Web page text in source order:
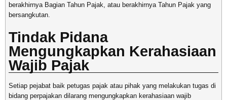
berakhirnya Bagian Tahun Pajak, atau berakhirnya Tahun Pajak yang
bersangkutan.
Tindak Pidana
Mengungkapkan Kerahasiaan
Wajib Pajak
Setiap pejabat baik petugas pajak atau pihak yang melakukan tugas di
bidang perpajakan dilarang mengungkapkan kerahasiaan wajib